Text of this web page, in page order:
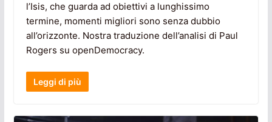
l’Isis, che guarda ad obiettivi a lunghissimo
termine, momenti migliori sono senza dubbio
all’orizzonte. Nostra traduzione dell’analisi di Paul
Rogers su openDemocracy.
Leggi di più